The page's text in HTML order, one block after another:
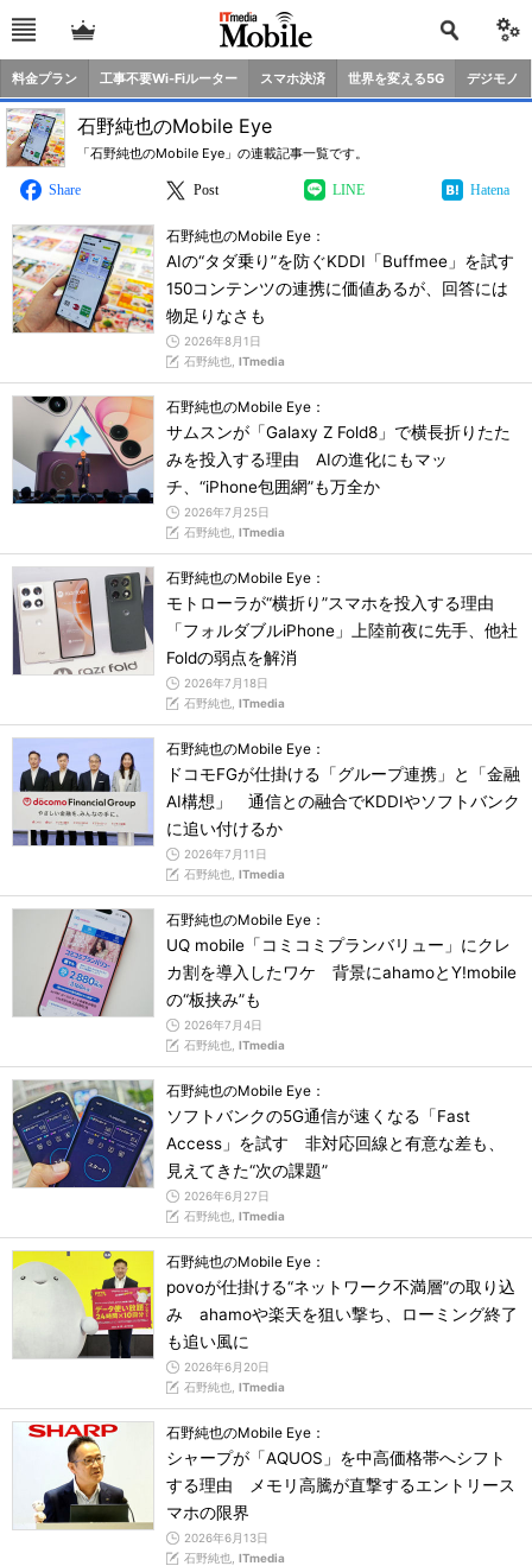
料金プラン 工事不要Wi-Fiルーター スマホ決済 世界を変える5G デジモノ
石野純也のMobile Eye
「石野純也のMobile Eye」の連載記事一覧です。
Share Post LINE Hatena
石野純也のMobile Eye：
AIの“タダ乗り”を防ぐKDDI「Buffmee」を試す
150コンテンツの連携に価値あるが、回答には
物足りなさも
2026年8月1日
石野純也, ITmedia
石野純也のMobile Eye：
サムスンが「Galaxy Z Fold8」で横長折りたた
みを投入する理由 AIの進化にもマッ
チ、“iPhone包囲網”も万全か
2026年7月25日
石野純也, ITmedia
石野純也のMobile Eye：
モトローラが“横折り”スマホを投入する理由
「フォルダブルiPhone」上陸前夜に先手、他社
Foldの弱点を解消
2026年7月18日
石野純也, ITmedia
石野純也のMobile Eye：
ドコモFGが仕掛ける「グループ連携」と「金融
AI構想」 通信との融合でKDDIやソフトバンク
に追い付けるか
2026年7月11日
石野純也, ITmedia
石野純也のMobile Eye：
UQ mobile「コミコミプランバリュー」にクレ
カ割を導入したワケ 背景にahamoとY!mobile
の“板挟み”も
2026年7月4日
石野純也, ITmedia
石野純也のMobile Eye：
ソフトバンクの5G通信が速くなる「Fast
Access」を試す 非対応回線と有意な差も、
見えてきた“次の課題”
2026年6月27日
石野純也, ITmedia
石野純也のMobile Eye：
povoが仕掛ける“ネットワーク不満層”の取り込
み ahamoや楽天を狙い撃ち、ローミング終了
も追い風に
2026年6月20日
石野純也, ITmedia
石野純也のMobile Eye：
シャープが「AQUOS」を中高価格帯へシフト
する理由 メモリ高騰が直撃するエントリース
マホの限界
2026年6月13日
石野純也, ITmedia